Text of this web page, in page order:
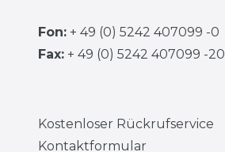
Fon: + 49 (0) 5242 407099 -0
Fax: + 49 (0) 5242 407099 -20
Kostenloser Rückrufservice
Kontaktformular